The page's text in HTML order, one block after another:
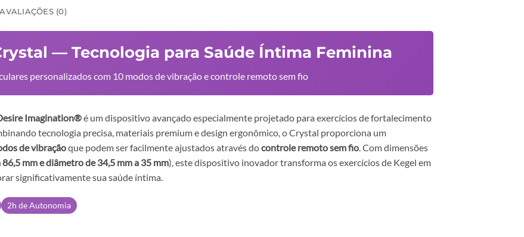
AVALIAÇÕES (0)
— Tecnologia para Saúde Íntima Feminina
personalizados com 10 modos de vibração e controle remoto sem fio
Imagination®é um dispositivo avançado especialmente projetado para exercícios de fortalecimento
tecnologia precisa, materiais premium e design ergonômico, o Crystal proporciona um
de vibraçãoque podem ser facilmente ajustados através docontrole remoto sem fio . Com dimensões
86,5 mm e diâmetro de 34,5 mm a 35 mm), este dispositivo inovador transforma os exercícios de Kegel em
significativamente sua saúde íntima.
2h de Autonomia